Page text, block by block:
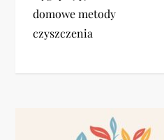
w
domowe metody
czyszczenia